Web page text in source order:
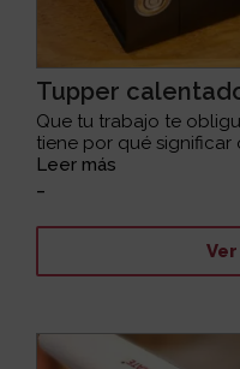
Tupper
Que tu trabajo te
tiene por qué significar
Leer más
-